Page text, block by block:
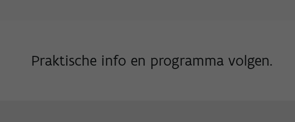
Praktische info en programma volgen.